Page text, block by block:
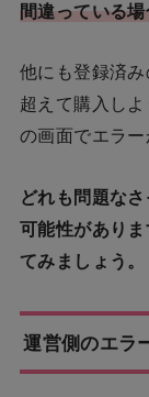
間違っている場
他にも登録済
超えて購入し
の画面でエラー
どれも問題な
可能性があり
てみましょう。
運営側のエラ